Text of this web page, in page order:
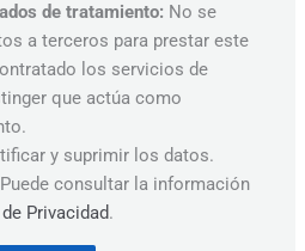
de tratamiento: No se
a terceros para prestar este
los servicios de
que actúa como
y suprimir los datos.
Puede consultar la información
Privacidad.